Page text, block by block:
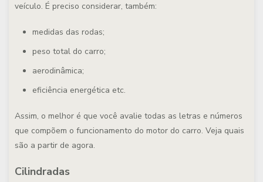
veículo. É preciso considerar, também:
medidas das rodas;
peso total do carro;
aerodinâmica;
eficiência energética etc.
Assim, o melhor é que você avalie todas as letras e números
que compõem o funcionamento do motor do carro. Veja quais
são a partir de agora.
Cilindradas